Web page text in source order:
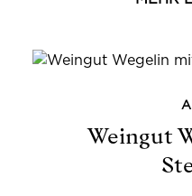
Weingut